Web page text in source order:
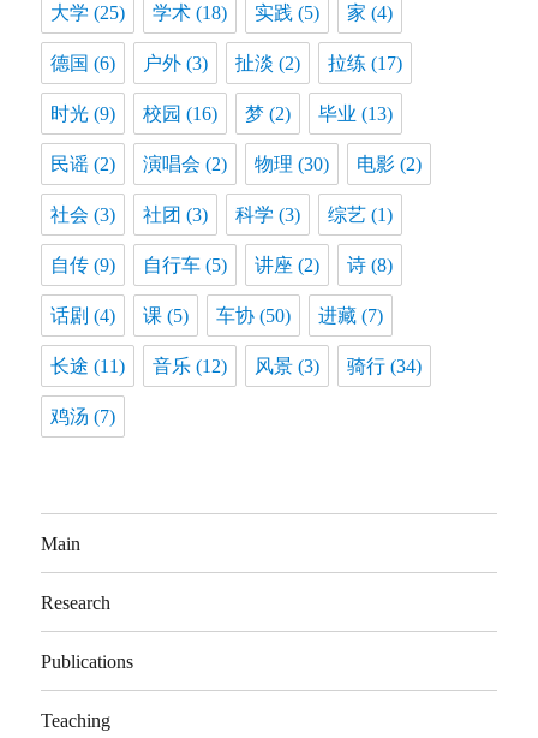
大学 (25) 学术 (18) 实践 (5) 家 (4)
德国 (6) 户外 (3) 扯淡 (2) 拉练 (17)
时光 (9) 校园 (16) 梦 (2) 毕业 (13)
民谣 (2) 演唱会 (2) 物理 (30) 电影 (2)
社会 (3) 社团 (3) 科学 (3) 综艺 (1)
自传 (9) 自行车 (5) 讲座 (2) 诗 (8)
话剧 (4) 课 (5) 车协 (50) 进藏 (7)
长途 (11) 音乐 (12) 风景 (3) 骑行 (34)
鸡汤 (7)
Main
Research
Publications
Teaching